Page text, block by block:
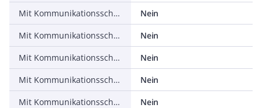
Mit Kommunikationsschnittstelle Analog
Nein
Mit Kommunikationsschnittstelle AS-Interface
Nein
Mit Kommunikationsschnittstelle CANOpen
Nein
Mit Kommunikationsschnittstelle DeviceNet
Nein
Mit Kommunikationsschnittstelle Ethernet
Nein